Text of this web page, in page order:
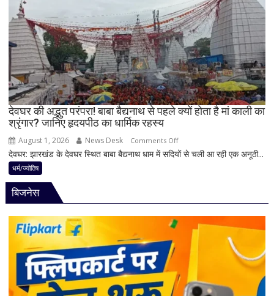
के
बन
रहे
योग
से
पहले
जान
लें
ये
4
अहम
नियम,
मानी
शिव
की
देवघर की अद्भुत परंपरा! बाबा बैद्यनाथ से पहले क्यों होता है मां काली का
श्रृंगार? जानिए हृदयपीठ का धार्मिक रहस्य
August 1, 2026 News Desk Comments Offon
देवघर
बैद्यनाथ
होता
है
देवघर: झारखंड के देवघर स्थित बाबा बैद्यनाथ धाम में सदियों से चली आ रही एक अनूठी...
धर्म/ज्योतिष
बिजनेस